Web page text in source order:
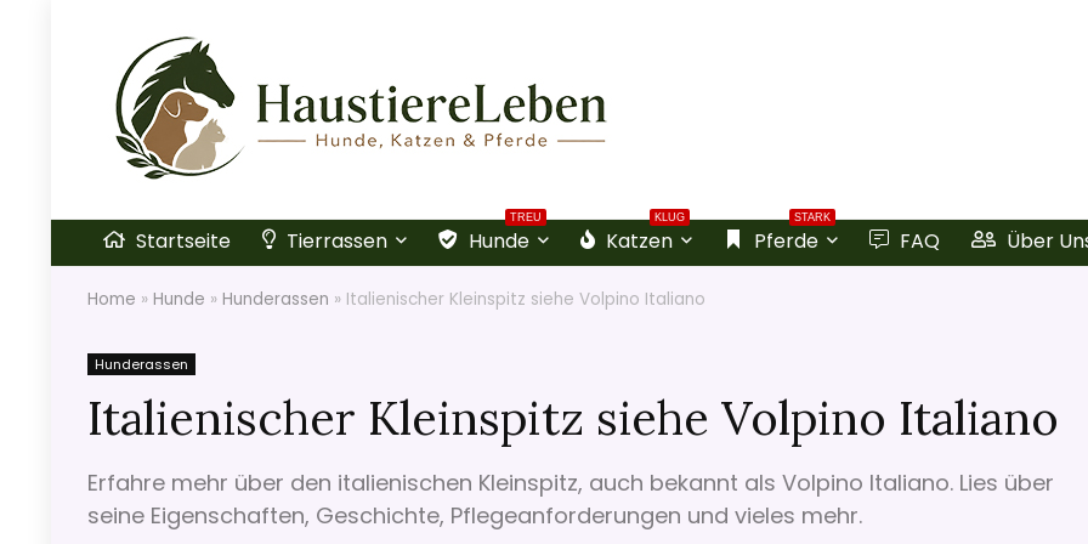
Startseite Tierrassen
TREU
Hunde
KLUG
Katzen
STARK
Pferde FAQ Über
Home » Hunde » Hunderassen » Italienischer Kleinspitz siehe Volpino Italiano
Hunderassen
Italienischer Kleinspitz siehe Volpino Italiano
Erfahre mehr über den italienischen Kleinspitz, auch bekannt als Volpino Italiano. Lies über
seine Eigenschaften, Geschichte, Pflegeanforderungen und vieles mehr.